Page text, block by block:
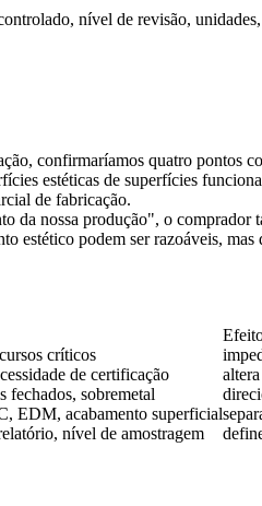
nível de revisão, unidades,
confirmaríamos quatro pontos
estéticas de superfícies
de fabricação.
da nossa produção", o
estético podem ser razoáveis,
críticos
de certificação
fechados, sobremetal
EDM, acabamento superficial
nível de amostragem